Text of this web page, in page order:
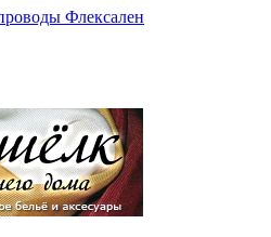
Флексален